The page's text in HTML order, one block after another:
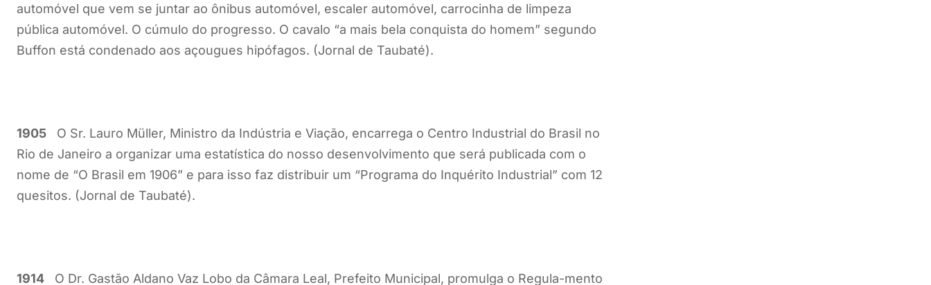
automóvel que vem se juntar ao ônibus automóvel, escaler automóvel, carrocinha de limpeza
pública automóvel. O cúmulo do progresso. O cavalo “a mais bela conquista do homem” segundo
Buffon está condenado aos açougues hipófagos. (Jornal de Taubaté).
1905 O Sr. Lauro Müller, Ministro da Indústria e Viação, encarrega o Centro Industrial do Brasil no
Rio de Janeiro a organizar uma estatística do nosso desenvolvimento que será publicada com o
nome de “O Brasil em 1906” e para isso faz distribuir um “Programa do Inquérito Industrial” com 12
quesitos. (Jornal de Taubaté).
1914 O Dr. Gastão Aldano Vaz Lobo da Câmara Leal, Prefeito Municipal, promulga o Regula-mento